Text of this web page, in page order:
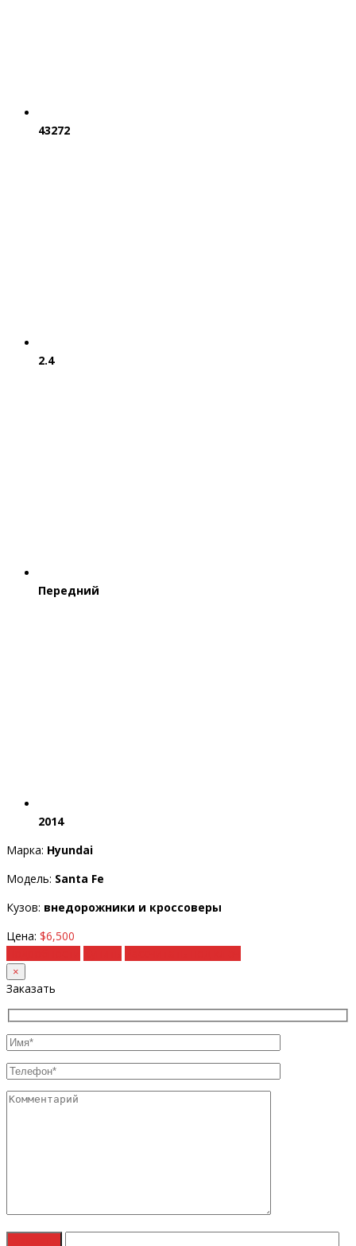
43272
2.4
Передний
2014
Марка: Hyundai
Модель: Santa Fe
Кузов: внедорожники и кроссоверы
Цена: $6,500
×
Заказать